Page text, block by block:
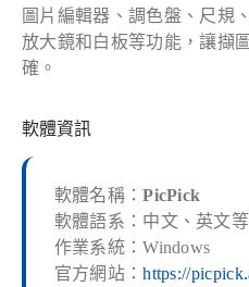
圖片編輯器、調色盤、尺規
放大鏡和白板等功能，讓擷
確。
軟體資訊
軟體名稱：PicPick
軟體語系：中文、英文
作業系統：Windows
官方網站：https://